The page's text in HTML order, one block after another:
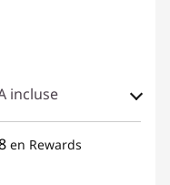
incluse
35.80
en Rewards